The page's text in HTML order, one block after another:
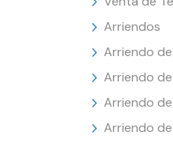
Arriendos
Arriendo
Arriendo
Arriendo
Arriendo